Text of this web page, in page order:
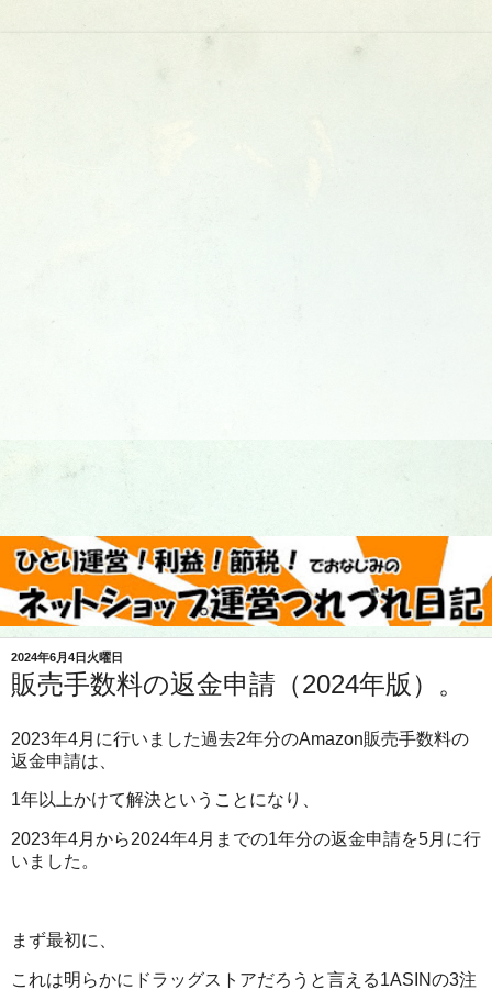
2024年6月4日火曜日
販売手数料の返金申請（2024年版）。
2023年4月に行いました過去2年分のAmazon販売手数料の
返金申請は、
1年以上かけて解決ということになり、
2023年4月から2024年4月までの1年分の返金申請を5月に行
いました。
まず最初に、
これは明らかにドラッグストアだろうと言える1ASINの3注